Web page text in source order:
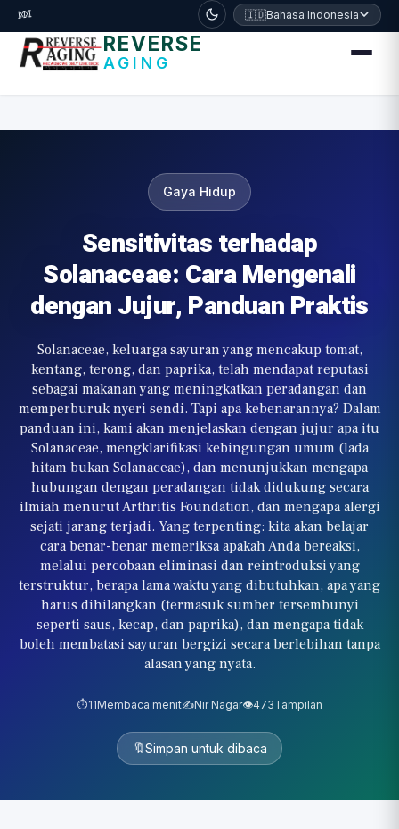
דלג לתוכן הראשי
🧬 🇮🇩Bahasa Indonesia
REVERSE
AGING
Gaya Hidup
Sensitivitas terhadap
Solanaceae: Cara Mengenali
dengan Jujur, Panduan Praktis
Solanaceae, keluarga sayuran yang mencakup tomat,
kentang, terong, dan paprika, telah mendapat reputasi
sebagai makanan yang meningkatkan peradangan dan
memperburuk nyeri sendi. Tapi apa kebenarannya? Dalam
panduan ini, kami akan menjelaskan dengan jujur apa itu
Solanaceae, mengklarifikasi kebingungan umum (lada
hitam bukan Solanaceae), dan menunjukkan mengapa
hubungan dengan peradangan tidak didukung secara
ilmiah menurut Arthritis Foundation, dan mengapa alergi
sejati jarang terjadi. Yang terpenting: kita akan belajar
cara benar-benar memeriksa apakah Anda bereaksi,
melalui percobaan eliminasi dan reintroduksi yang
terstruktur, berapa lama waktu yang dibutuhkan, apa yang
harus dihilangkan (termasuk sumber tersembunyi
seperti saus, kecap, dan paprika), dan mengapa tidak
boleh membatasi sayuran bergizi secara berlebihan tanpa
alasan yang nyata.
⏱️11Membaca menit✍️Nir Nagar👁️473Tampilan
🔖Simpan untuk dibaca